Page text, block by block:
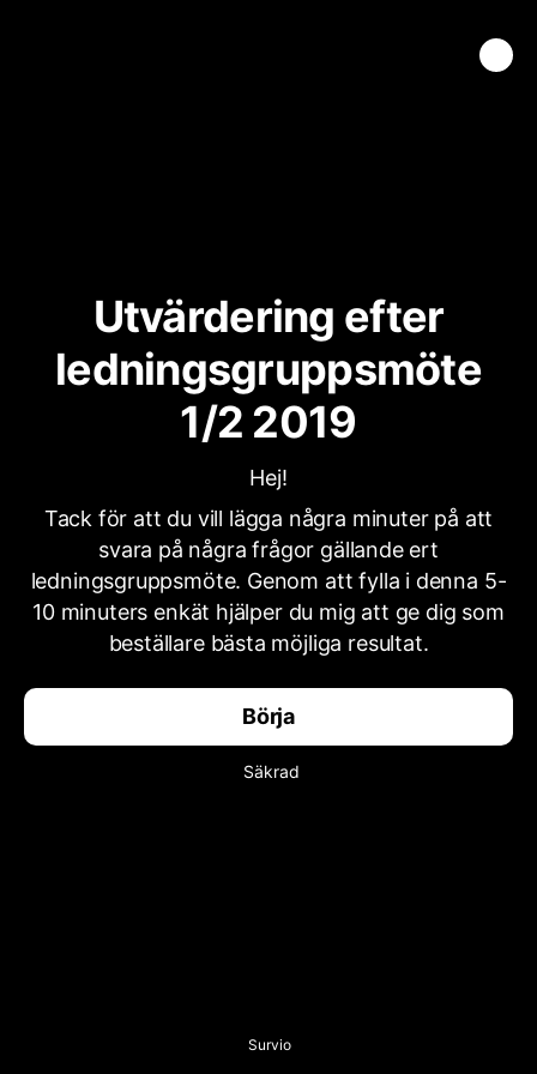
Utvärdering efter
ledningsgruppsmöte
1/2 2019
Hej!
Tack för att du vill lägga några minuter på att
svara på några frågor gällande ert
ledningsgruppsmöte. Genom att fylla i denna 5-
10 minuters enkät hjälper du mig att ge dig som
beställare bästa möjliga resultat.
Börja
Säkrad
Survio